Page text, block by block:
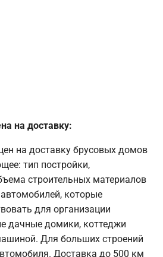
на доставку:
на доставку брусовых домов
тип постройки,
строительных материалов
которые
для организации
дачные домики, коттеджи
Для больших строений
Доставка до 500 км